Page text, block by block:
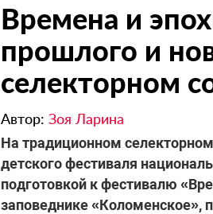
Времена и
прошлого и
селекторном
Автор: Зоя Ларина
​На традиционном
детского фестиваля
подготовкой к фестивалю
заповеднике «Коломенское»,